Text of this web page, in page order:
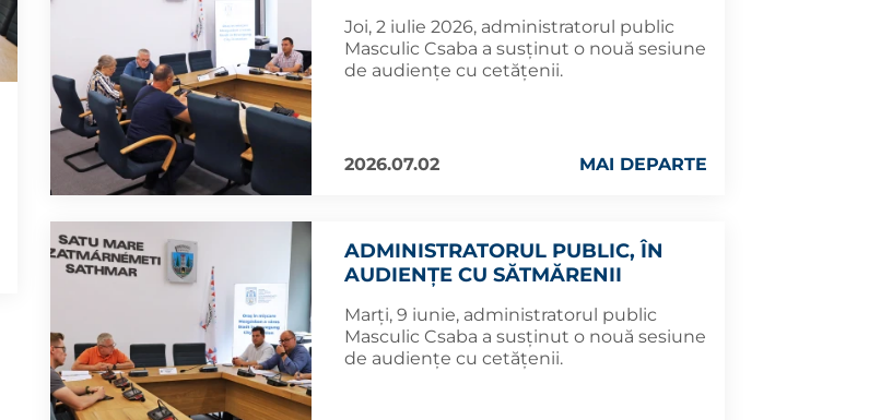
Joi, 2 iulie 2026, administratorul public
Masculic Csaba a susținut o nouă sesiune
de audiențe cu cetățenii.
2026.07.02 MAI DEPARTE
ADMINISTRATORUL PUBLIC, ÎN
AUDIENȚE CU SĂTMĂRENII
Marți, 9 iunie, administratorul public
Masculic Csaba a susținut o nouă sesiune
de audiențe cu cetățenii.